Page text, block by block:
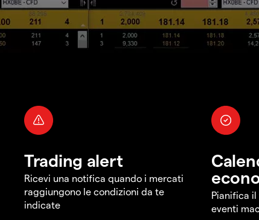
Trading alert
Ricevi una notifica quando i mercati
raggiungono le condizioni da te
indicate
Pianifica
eventi